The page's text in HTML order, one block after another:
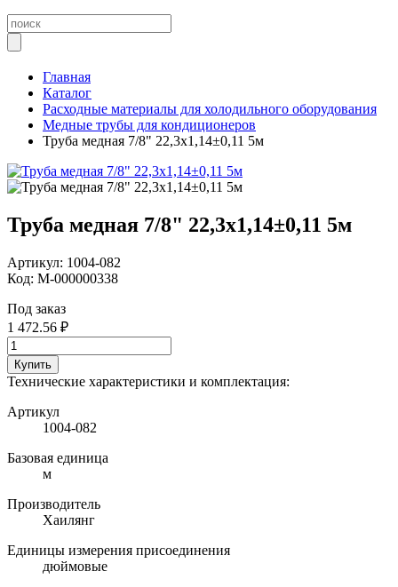
Главная
Каталог
Расходные материалы для холодильного оборудования
Медные трубы для кондиционеров
Труба медная 7/8" 22,3х1,14±0,11 5м
Труба медная 7/8" 22,3х1,14±0,11 5м
Артикул: 1004-082
Код: М-000000338
Под заказ
1 472.56 ₽
Купить
Технические характеристики и комплектация:
Артикул
1004-082
Базовая единица
м
Производитель
Хаилянг
Единицы измерения присоединения
дюймовые